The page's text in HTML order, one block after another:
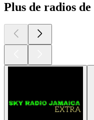
Plus de radios